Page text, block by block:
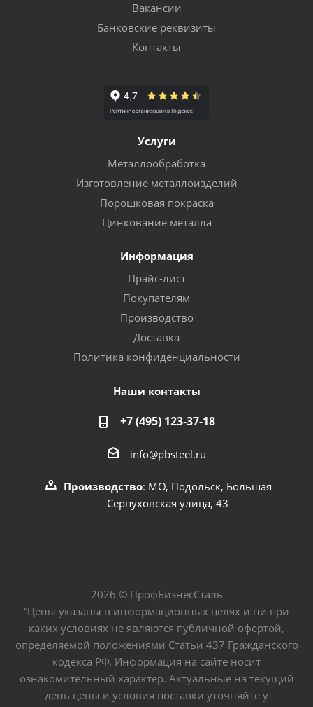
Вакансии
Банковские реквизиты
Контакты
Услуги
Металлообработка
Изготовление металлоизделий
Порошковая покраска
Цинкование металла
Информация
Прайс-лист
Покупателям
Производство
Доставка
Политика конфиденциальности
Наши контакты
+7 (495) 123-37-18
info@pbsteel.ru
Производство: МО, Подольск, Большая
Серпуховская улица, 43
2026 © ПрофБизнесСталь
“Цены указаны в информационных целях и ни при
каких условиях не являются публичной офертой,
определяемой положениями Статьи 437 Гражданского
кодекса РФ. Информация на сайте носит
ознакомительный характер. Актуальные на текущий
день цены и условия поставки уточняйте у